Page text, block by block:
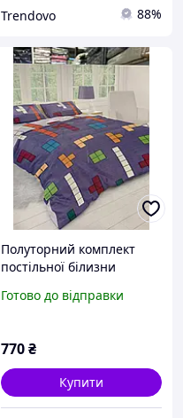
Trendovo 88%
Полуторний комплект
постільної білизни
малюнком, одна нав-ка
Готово до відправки
770₴
Купити